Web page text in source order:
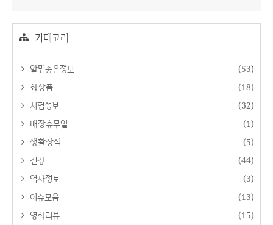
카테고리
알면좋은정보
(53)
화장품
(18)
시험정보
(32)
매장휴무일
(1)
생활상식
(5)
건강
(44)
역사정보
(3)
이슈모음
(13)
영화리뷰
(15)